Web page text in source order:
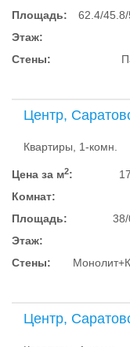
Площадь:
62.4/
Этаж:
Стены:
Центр,
Квартиры, 1-комн.
Цена за м2:
Комнат:
Площадь:
Этаж:
Стены:
Центр,